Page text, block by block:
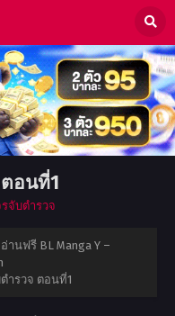
อนที่1
จับตำรวจ
านฟรี BL Manga Y –
ำรวจ ตอนที่1